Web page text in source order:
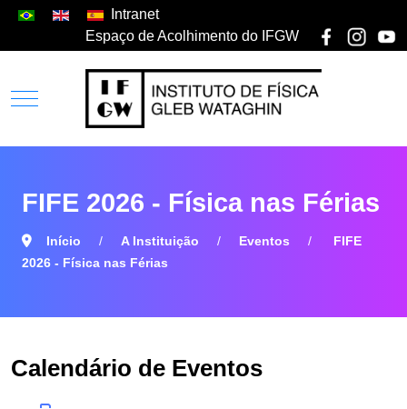
Intranet
Espaço de Acolhimento do IFGW
FIFE 2026 - Física nas Férias
Início A Instituição Eventos
FIFE
2026 - Física nas Férias
Calendário de Eventos